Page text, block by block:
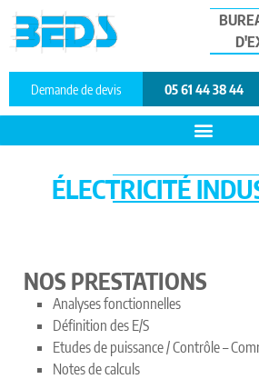
Demande de devis 05 61 44 38 44
ÉLECTRICITÉ
NOS PRESTATIONS
Analyses fonctionnelles
Définition des E/S
Etudes de puissance / Contrôle –
Notes de calculs